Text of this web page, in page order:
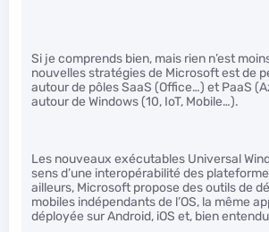
Si je comprends bien, mais rien n’est
nouvelles stratégies de Microsoft est de
autour de pôles SaaS (Office…) et PaaS
autour de Windows (10, IoT, Mobile…).
Les nouveaux exécutables Universal
sens d’une interopérabilité des
ailleurs, Microsoft propose des outils de
mobiles indépendants de l’OS, la même
déployée sur Android, iOS et, bien